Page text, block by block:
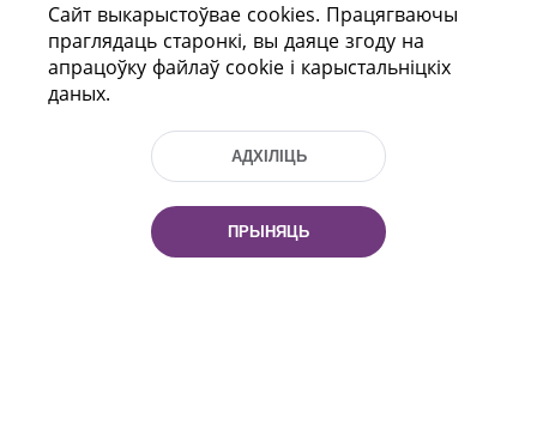
праспект Незалежнасці 116
г. Мiнск, Рэспубліка Беларусь, 220114
Тэл.: (+375 17) 368 37 37, Факс: (+375 17)
Сайт выкарыстоўвае cookies. Працягваючы
праглядаць старонкі, вы даяце згоду на
апрацоўку файлаў cookie і карыстальніцкіх
даных.
АДХІЛІЦЬ
ПРЫНЯЦЬ